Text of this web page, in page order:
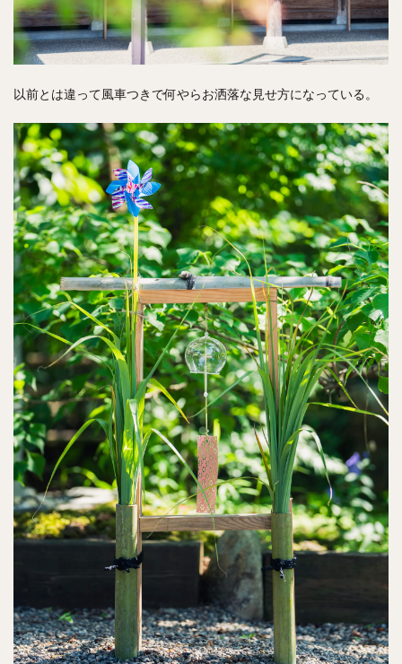
以前とは違って風車つきで何やらお洒落な見せ方になっている。